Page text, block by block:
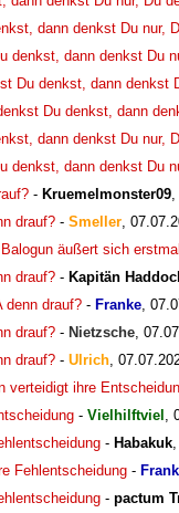
dann denkst Du nur,
denkst, dann denkst Du
Du denkst, dann denkst
Du denkst, dann
dann denkst Du nur,
denkst, dann denkst Du
- Kruemelmonster09
drauf? - Smeller
äußert sich
drauf? - Kapitän
denn drauf? - Franke
drauf? - Nietzsche
drauf? - Ulrich
verteidigt ihre
- Vielhilftviel
- Habakuk
Fehlentscheidung -
- pactum